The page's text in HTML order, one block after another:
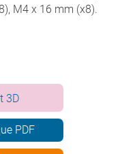
M4 x 16 mm (x8).
3D
PDF